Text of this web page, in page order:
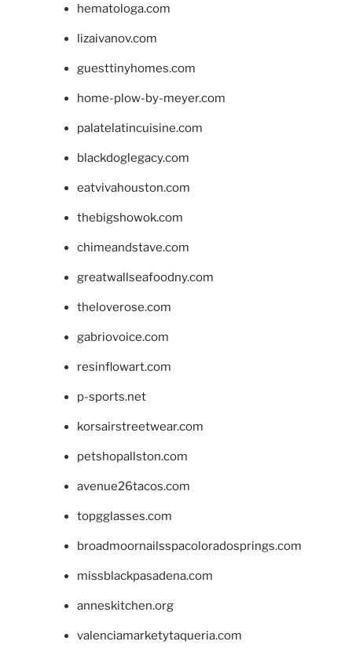
hematologa.com
lizaivanov.com
guesttinyhomes.com
home-plow-by-meyer.com
palatelatincuisine.com
blackdoglegacy.com
eatvivahouston.com
thebigshowok.com
chimeandstave.com
greatwallseafoodny.com
theloverose.com
gabriovoice.com
resinflowart.com
p-sports.net
korsairstreetwear.com
petshopallston.com
avenue26tacos.com
topgglasses.com
broadmoornailsspacoloradosprings.com
missblackpasadena.com
anneskitchen.org
valenciamarketytaqueria.com